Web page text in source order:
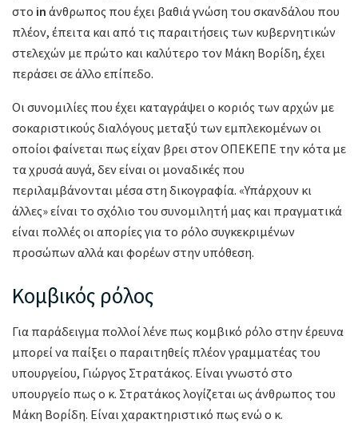
στο in άνθρωπος που έχει βαθιά γνώση του σκανδάλου που
πλέον, έπειτα και από τις παραιτήσεις των κυβερνητικών
στελεχών με πρώτο και καλύτερο τον Μάκη Βορίδη, έχει
περάσει σε άλλο επίπεδο.
Οι συνομιλίες που έχει καταγράψει ο κοριός των αρχών με
σοκαριστικούς διαλόγους μεταξύ των εμπλεκομένων οι
οποίοι φαίνεται πως είχαν βρει στον ΟΠΕΚΕΠΕ την κότα με
τα χρυσά αυγά, δεν είναι οι μοναδικές που
περιλαμβάνονται μέσα στη δικογραφία. «Υπάρχουν κι
άλλες» είναι το σχόλιο του συνομιλητή μας και πραγματικά
είναι πολλές οι απορίες για το ρόλο συγκεκριμένων
προσώπων αλλά και φορέων στην υπόθεση.
Κομβικός ρόλος
Για παράδειγμα πολλοί λένε πως κομβικό ρόλο στην έρευνα
μπορεί να παίξει ο παραιτηθείς πλέον γραμματέας του
υπουργείου, Γιώργος Στρατάκος. Είναι γνωστό στο
υπουργείο πως ο κ. Στρατάκος λογίζεται ως άνθρωπος του
Μάκη Βορίδη. Είναι χαρακτηριστικό πως ενώ ο κ.